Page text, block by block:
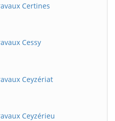
Certines
Cessy
Ceyzériat
Ceyzérieu